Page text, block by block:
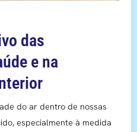
das
e na
do ar dentro de nossas
especialmente à medida